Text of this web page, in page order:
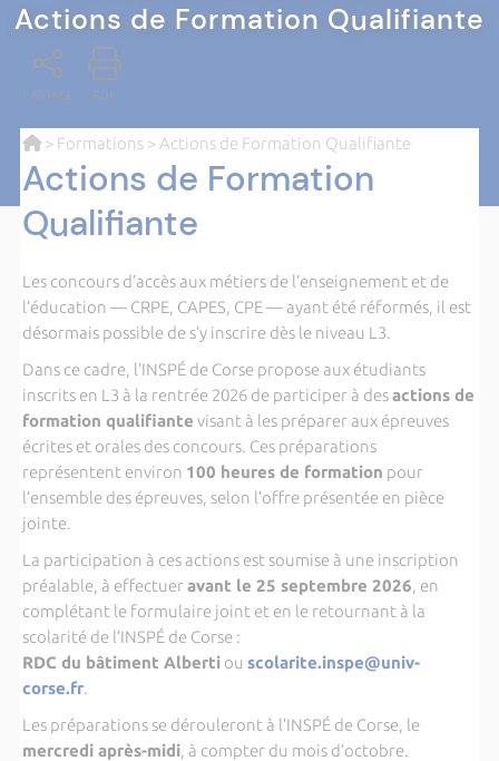
Actions de Formation Qualifiante
PARTAGE PDF
> Formations > Actions de Formation Qualifiante
Actions de Formation
Qualifiante
Les concours d’accès aux métiers de l’enseignement et de
l’éducation — CRPE, CAPES, CPE — ayant été réformés, il est
désormais possible de s’y inscrire dès le niveau L3.
Dans ce cadre, l’INSPÉ de Corse propose aux étudiants
inscrits en L3 à la rentrée 2026 de participer à desactions de
formation qualifiante visant à les préparer aux épreuves
écrites et orales des concours. Ces préparations
représentent environ 100 heures de formation pour
l’ensemble des épreuves, selon l’offre présentée en pièce
jointe.
La participation à ces actions est soumise à une inscription
préalable, à effectueravant le 25 septembre 2026, en
complétant le formulaire joint et en le retournant à la
scolarité de l’INSPÉ de Corse :
RDC du bâtiment Albertiou scolarite.inspe@univ-
corse.fr.
Les préparations se dérouleront à l’INSPÉ de Corse, le
mercredi après-midi, à compter du mois d’octobre.